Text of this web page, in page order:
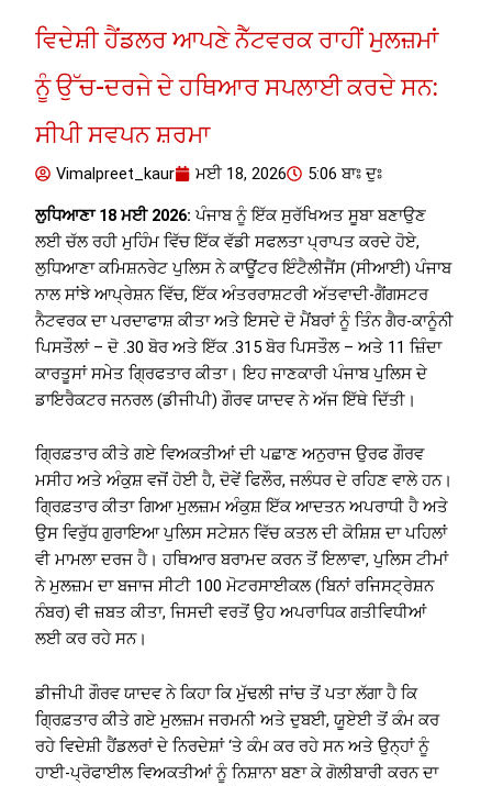
ਵਿਦੇਸ਼ੀ ਹੈਂਡਲਰ ਆਪਣੇ ਨੈੱਟਵਰਕ ਰਾਹੀਂ ਮੁਲਜ਼ਮਾਂ
ਨੂੰ ਉੱਚ-ਦਰਜੇ ਦੇ ਹਥਿਆਰ ਸਪਲਾਈ ਕਰਦੇ ਸਨ:
ਸੀਪੀ ਸਵਪਨ ਸ਼ਰਮਾ
Vimalpreet_kaur ਮਈ 18, 2026 5:06 ਬਾਃ ਦੁਃ
ਲੁਧਿਆਣਾ 18 ਮਈ 2026: ਪੰਜਾਬ ਨੂੰ ਇੱਕ ਸੁਰੱਖਿਅਤ ਸੂਬਾ ਬਣਾਉਣ
ਲਈ ਚੱਲ ਰਹੀ ਮੁਹਿੰਮ ਵਿੱਚ ਇੱਕ ਵੱਡੀ ਸਫਲਤਾ ਪ੍ਰਾਪਤ ਕਰਦੇ ਹੋਏ,
ਲੁਧਿਆਣਾ ਕਮਿਸ਼ਨਰੇਟ ਪੁਲਿਸ ਨੇ ਕਾਊਂਟਰ ਇੰਟੈਲੀਜੈਂਸ (ਸੀਆਈ) ਪੰਜਾਬ
ਨਾਲ ਸਾਂਝੇ ਆਪ੍ਰੇਸ਼ਨ ਵਿੱਚ, ਇੱਕ ਅੰਤਰਰਾਸ਼ਟਰੀ ਅੱਤਵਾਦੀ-ਗੈਂਗਸਟਰ
ਨੈਟਵਰਕ ਦਾ ਪਰਦਾਫਾਸ਼ ਕੀਤਾ ਅਤੇ ਇਸਦੇ ਦੋ ਮੈਂਬਰਾਂ ਨੂੰ ਤਿੰਨ ਗੈਰ-ਕਾਨੂੰਨੀ
ਪਿਸਤੌਲਾਂ – ਦੋ .30 ਬੋਰ ਅਤੇ ਇੱਕ .315 ਬੋਰ ਪਿਸਤੌਲ – ਅਤੇ 11 ਜ਼ਿੰਦਾ
ਕਾਰਤੂਸਾਂ ਸਮੇਤ ਗ੍ਰਿਫਤਾਰ ਕੀਤਾ। ਇਹ ਜਾਣਕਾਰੀ ਪੰਜਾਬ ਪੁਲਿਸ ਦੇ
ਡਾਇਰੈਕਟਰ ਜਨਰਲ (ਡੀਜੀਪੀ) ਗੌਰਵ ਯਾਦਵ ਨੇ ਅੱਜ ਇੱਥੇ ਦਿੱਤੀ।
ਗ੍ਰਿਫ਼ਤਾਰ ਕੀਤੇ ਗਏ ਵਿਅਕਤੀਆਂ ਦੀ ਪਛਾਣ ਅਨੁਰਾਜ ਉਰਫ ਗੌਰਵ
ਮਸੀਹ ਅਤੇ ਅੰਕੁਸ਼ ਵਜੋਂ ਹੋਈ ਹੈ, ਦੋਵੇਂ ਫਿਲੌਰ, ਜਲੰਧਰ ਦੇ ਰਹਿਣ ਵਾਲੇ ਹਨ।
ਗ੍ਰਿਫ਼ਤਾਰ ਕੀਤਾ ਗਿਆ ਮੁਲਜ਼ਮ ਅੰਕੁਸ਼ ਇੱਕ ਆਦਤਨ ਅਪਰਾਧੀ ਹੈ ਅਤੇ
ਉਸ ਵਿਰੁੱਧ ਗੁਰਾਇਆ ਪੁਲਿਸ ਸਟੇਸ਼ਨ ਵਿੱਚ ਕਤਲ ਦੀ ਕੋਸ਼ਿਸ਼ ਦਾ ਪਹਿਲਾਂ
ਵੀ ਮਾਮਲਾ ਦਰਜ ਹੈ। ਹਥਿਆਰ ਬਰਾਮਦ ਕਰਨ ਤੋਂ ਇਲਾਵਾ, ਪੁਲਿਸ ਟੀਮਾਂ
ਨੇ ਮੁਲਜ਼ਮ ਦਾ ਬਜਾਜ ਸੀਟੀ 100 ਮੋਟਰਸਾਈਕਲ (ਬਿਨਾਂ ਰਜਿਸਟ੍ਰੇਸ਼ਨ
ਨੰਬਰ) ਵੀ ਜ਼ਬਤ ਕੀਤਾ, ਜਿਸਦੀ ਵਰਤੋਂ ਉਹ ਅਪਰਾਧਿਕ ਗਤੀਵਿਧੀਆਂ
ਲਈ ਕਰ ਰਹੇ ਸਨ।
ਡੀਜੀਪੀ ਗੌਰਵ ਯਾਦਵ ਨੇ ਕਿਹਾ ਕਿ ਮੁੱਢਲੀ ਜਾਂਚ ਤੋਂ ਪਤਾ ਲੱਗਾ ਹੈ ਕਿ
ਗ੍ਰਿਫ਼ਤਾਰ ਕੀਤੇ ਗਏ ਮੁਲਜ਼ਮ ਜਰਮਨੀ ਅਤੇ ਦੁਬਈ, ਯੂਏਈ ਤੋਂ ਕੰਮ ਕਰ
ਰਹੇ ਵਿਦੇਸ਼ੀ ਹੈਂਡਲਰਾਂ ਦੇ ਨਿਰਦੇਸ਼ਾਂ ‘ਤੇ ਕੰਮ ਕਰ ਰਹੇ ਸਨ ਅਤੇ ਉਨ੍ਹਾਂ ਨੂੰ
ਹਾਈ-ਪ੍ਰੋਫਾਈਲ ਵਿਅਕਤੀਆਂ ਨੂੰ ਨਿਸ਼ਾਨਾ ਬਣਾ ਕੇ ਗੋਲੀਬਾਰੀ ਕਰਨ ਦਾ